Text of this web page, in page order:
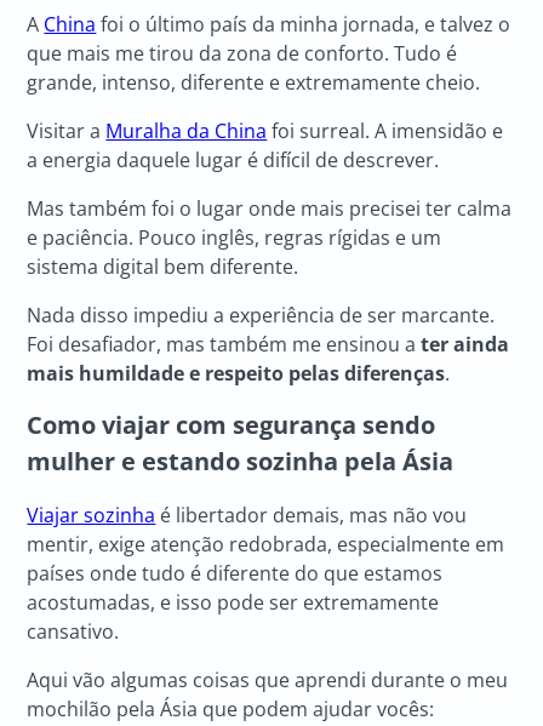
A China foi o último país da minha jornada, e talvez o
que mais me tirou da zona de conforto. Tudo é
grande, intenso, diferente e extremamente cheio.
Visitar a Muralha da China foi surreal. A imensidão e
a energia daquele lugar é difícil de descrever.
Mas também foi o lugar onde mais precisei ter calma
e paciência. Pouco inglês, regras rígidas e um
sistema digital bem diferente.
Nada disso impediu a experiência de ser marcante.
Foi desafiador, mas também me ensinou ater ainda
mais humildade e respeito pelas diferenças.
Como viajar com segurança sendo
mulher e estando sozinha pela Ásia
Viajar sozinha é libertador demais, mas não vou
mentir, exige atenção redobrada, especialmente em
países onde tudo é diferente do que estamos
acostumadas, e isso pode ser extremamente
cansativo.
Aqui vão algumas coisas que aprendi durante o meu
mochilão pela Ásia que podem ajudar vocês: